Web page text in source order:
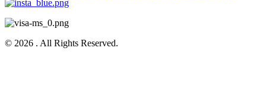
© 2026 . All Rights Reserved.